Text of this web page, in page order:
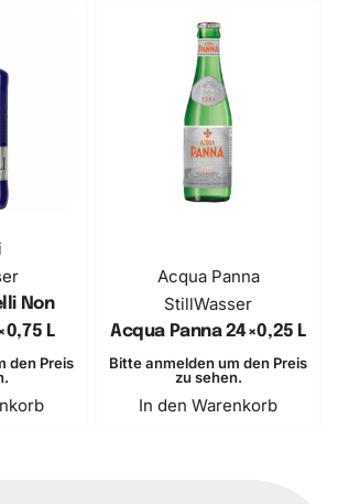
Non
L
den Preis
Acqua Panna
StillWasser
Acqua Panna 24×0,25 L
Bitte anmelden um den Preis
zu sehen.
In den Warenkorb